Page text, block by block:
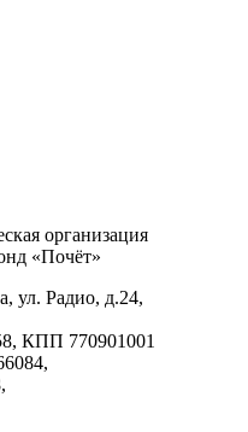
организация
«Почёт»
ул. Радио, д.24,
КПП 770901001